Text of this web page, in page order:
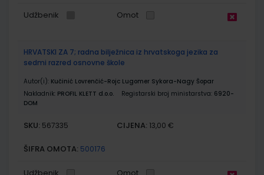
Udžbenik Omot
HRVATSKI ZA 7; radna bilježnica iz hrvatskoga jezika za
sedmi razred osnovne škole
Autor(i): Kučinić Lovrenčić-Rojc Lugomer Sykora-Nagy Šopar
Nakladnik: PROFIL KLETT d.o.o. Registarski broj ministarstva: 6920-
DOM
SKU: 567335 CIJENA: 13,00 €
ŠIFRA OMOTA: 500176